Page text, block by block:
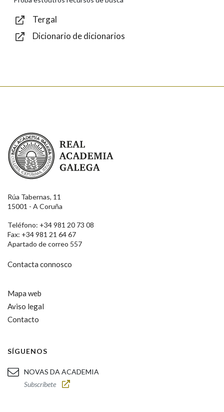
Tergal
Dicionario de dicionarios
Real Academia Galega
Rúa Tabernas, 11
15001 - A Coruña
Teléfono: +34 981 20 73 08
Fax: +34 981 21 64 67
Apartado de correo 557
Contacta connosco
Mapa web
Aviso legal
Contacto
SÍGUENOS
NOVAS DA ACADEMIA
Subscríbete